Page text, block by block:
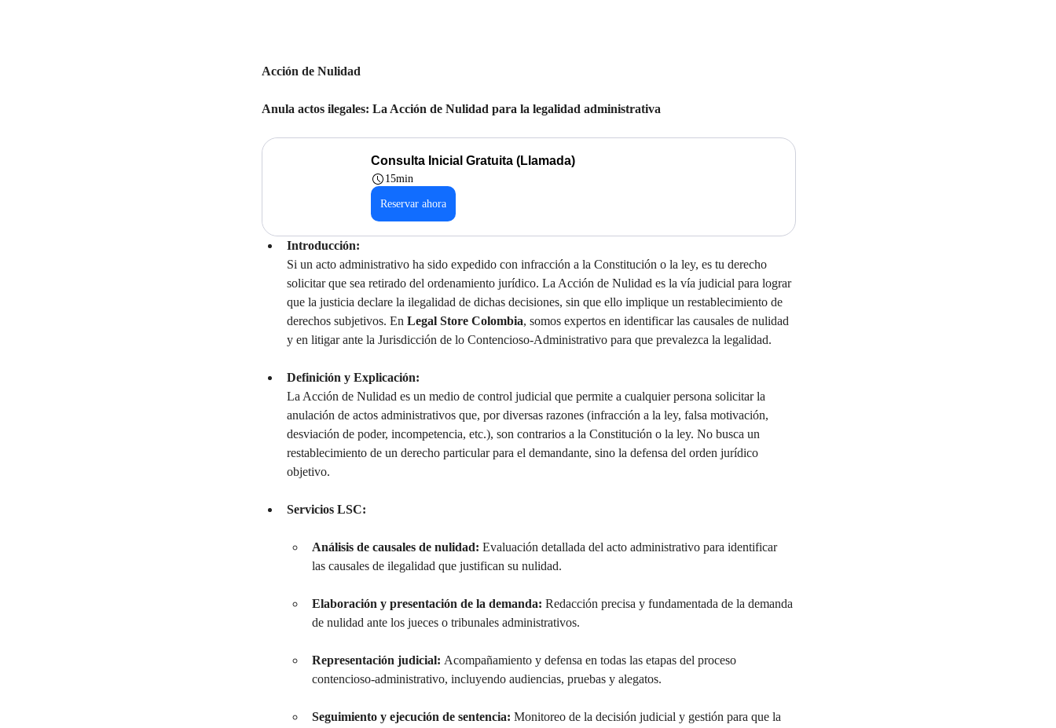
Acción de Nulidad
Anula actos ilegales: La Acción de Nulidad para la legalidad administrativa
Consulta Inicial Gratuita (Llamada)
15min
Reservar ahora
Introducción:
Si un acto administrativo ha sido expedido con infracción a la Constitución o la ley, es tu derecho
solicitar que sea retirado del ordenamiento jurídico. La Acción de Nulidad es la vía judicial para lograr
que la justicia declare la ilegalidad de dichas decisiones, sin que ello implique un restablecimiento de
derechos subjetivos. En Legal Store Colombia, somos expertos en identificar las causales de nulidad
y en litigar ante la Jurisdicción de lo Contencioso-Administrativo para que prevalezca la legalidad.
Definición y Explicación:
La Acción de Nulidad es un medio de control judicial que permite a cualquier persona solicitar la
anulación de actos administrativos que, por diversas razones (infracción a la ley, falsa motivación,
desviación de poder, incompetencia, etc.), son contrarios a la Constitución o la ley. No busca un
restablecimiento de un derecho particular para el demandante, sino la defensa del orden jurídico
objetivo.
Servicios LSC:
Análisis de causales de nulidad: Evaluación detallada del acto administrativo para identificar
las causales de ilegalidad que justifican su nulidad.
Elaboración y presentación de la demanda: Redacción precisa y fundamentada de la demanda
de nulidad ante los jueces o tribunales administrativos.
Representación judicial: Acompañamiento y defensa en todas las etapas del proceso
contencioso-administrativo, incluyendo audiencias, pruebas y alegatos.
Seguimiento y ejecución de sentencia: Monitoreo de la decisión judicial y gestión para que la